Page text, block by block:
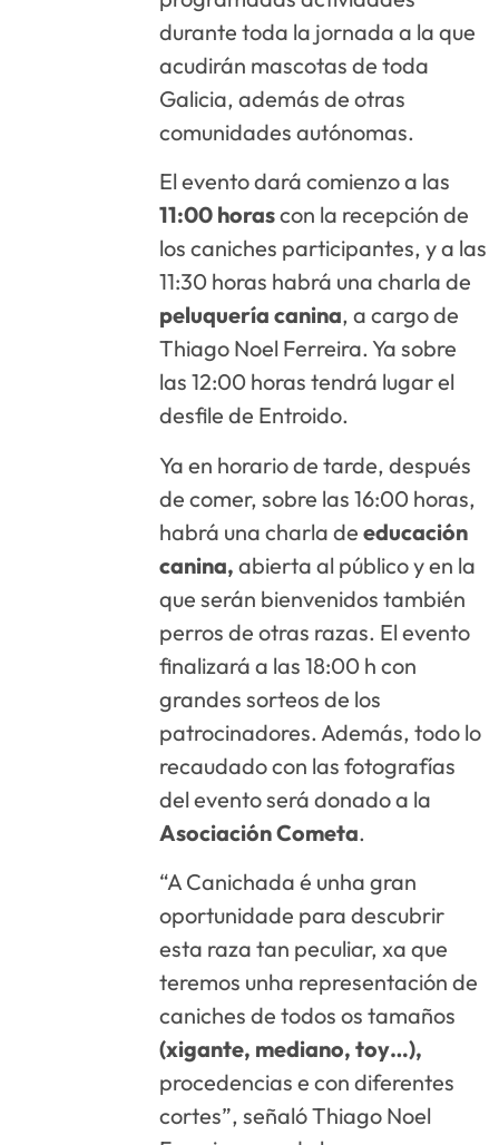
durante toda la jornada a la que
acudirán mascotas de toda
Galicia, además de otras
comunidades autónomas.
El evento dará comienzo a las
11:00 horascon la recepción de
los caniches participantes, y a las
11:30 horas habrá una charla de
peluquería canina, a cargo de
Thiago Noel Ferreira. Ya sobre
las 12:00 horas tendrá lugar el
desfile de Entroido.
Ya en horario de tarde, después
de comer, sobre las 16:00 horas,
habrá una charla deeducación
canina, abierta al público y en la
que serán bienvenidos también
perros de otras razas. El evento
finalizará a las 18:00 h con
grandes sorteos de los
patrocinadores. Además, todo lo
recaudado con las fotografías
del evento será donado a la
Asociación Cometa.
“A Canichada é unha gran
oportunidade para descubrir
esta raza tan peculiar, xa que
teremos unha representación de
caniches de todos os tamaños
(xigante, mediano, toy…),
procedencias e con diferentes
cortes”, señaló Thiago Noel